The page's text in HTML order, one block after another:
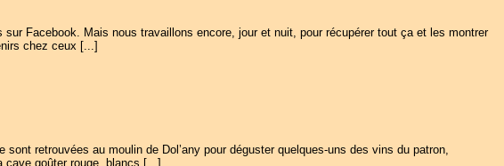
Facebook. Mais nous travaillons encore, jour et nuit, pour récupérer tout ça et les montrer
chez ceux [...]
retrouvées au moulin de Dol’any pour déguster quelques-uns des vins du patron,
goûter rouge, blancs [...]